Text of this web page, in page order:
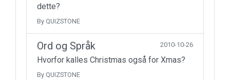
dette?
By QUIZSTONE
Ord og Språk 2010-10-26
Hvorfor kalles Christmas også for Xmas?
By QUIZSTONE